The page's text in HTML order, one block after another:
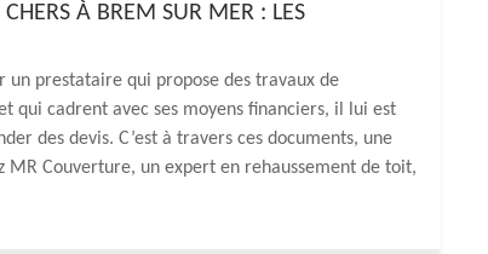
À BREM SUR MER : LES
un prestataire qui propose des travaux de
qui cadrent avec ses moyens financiers, il lui est
des devis. C’est à travers ces documents, une
MR Couverture, un expert en rehaussement de toit,